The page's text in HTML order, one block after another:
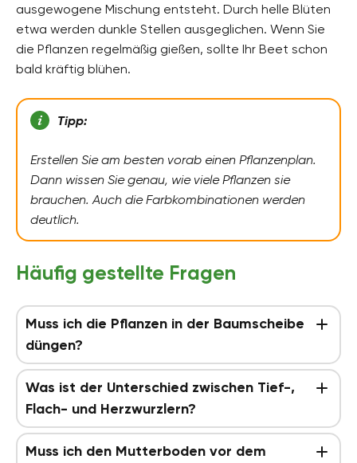
ausgewogene Mischung entsteht. Durch helle Blüten
etwa werden dunkle Stellen ausgeglichen. Wenn Sie
die Pflanzen regelmäßig gießen, sollte Ihr Beet schon
bald kräftig blühen.
Tipp:
Erstellen Sie am besten vorab einen Pflanzenplan.
Dann wissen Sie genau, wie viele Pflanzen sie
brauchen. Auch die Farbkombinationen werden
deutlich.
Häufig gestellte Fragen
Muss ich die Pflanzen in der Baumscheibe
düngen?
Was ist der Unterschied zwischen Tief-,
Flach- und Herzwurzlern?
Muss ich den Mutterboden vor dem